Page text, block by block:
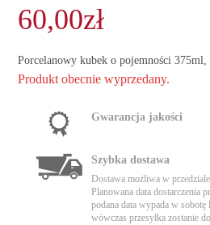
60,00zł
Porcelanowy kubek o pojemności
Produkt obecnie wyprzedany.
Gwarancja jakości
Szybka dostawa
Dostawa możliwa w
Planowana data dostarczenia
podana data wypada w
wówczas przesyłka zostanie